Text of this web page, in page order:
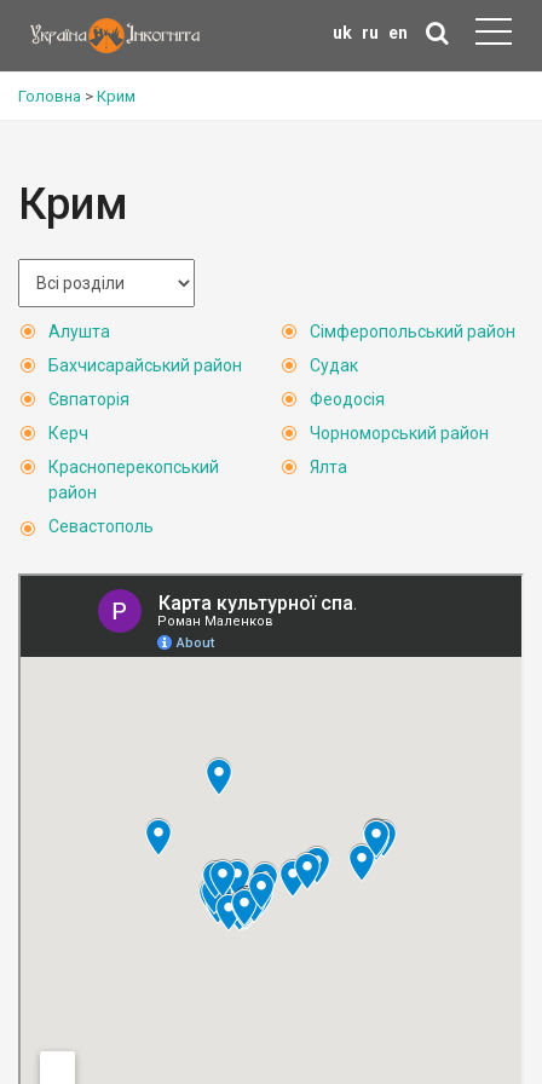
uk ru en
Головна > Крим
Крим
Алушта
Бахчисарайський район
Євпаторія
Керч
Красноперекопський
район
Севастополь
Сімферопольський район
Судак
Феодосія
Чорноморський район
Ялта